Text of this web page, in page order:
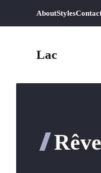
AboutStyles
Lac